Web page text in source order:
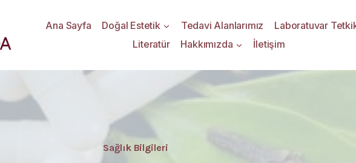
Ana Sayfa Doğal Estetik Tedavi Alanlarımız
Laboratuvar
Literatür
Hakkımızda İletişim
Sağlık Bilgileri